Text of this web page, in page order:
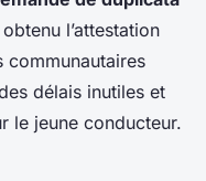
l’attestation
communautaires
délais inutiles et
le jeune conducteur.